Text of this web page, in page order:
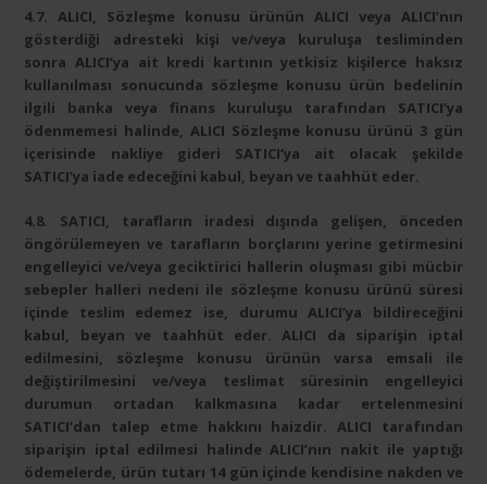
4.7. ALICI, Sözleşme konusu ürünün ALICI veya ALICI’nın
gösterdiği adresteki kişi ve/veya kuruluşa tesliminden
sonra ALICI’ya ait kredi kartının yetkisiz kişilerce haksız
kullanılması sonucunda sözleşme konusu ürün bedelinin
ilgili banka veya finans kuruluşu tarafından SATICI’ya
ödenmemesi halinde, ALICI Sözleşme konusu ürünü 3 gün
içerisinde nakliye gideri SATICI’ya ait olacak şekilde
SATICI’ya iade edeceğini kabul, beyan ve taahhüt eder.
4.8. SATICI, tarafların iradesi dışında gelişen, önceden
öngörülemeyen ve tarafların borçlarını yerine getirmesini
engelleyici ve/veya geciktirici hallerin oluşması gibi mücbir
sebepler halleri nedeni ile sözleşme konusu ürünü süresi
içinde teslim edemez ise, durumu ALICI’ya bildireceğini
kabul, beyan ve taahhüt eder. ALICI da siparişin iptal
edilmesini, sözleşme konusu ürünün varsa emsali ile
değiştirilmesini ve/veya teslimat süresinin engelleyici
durumun ortadan kalkmasına kadar ertelenmesini
SATICI’dan talep etme hakkını haizdir. ALICI tarafından
siparişin iptal edilmesi halinde ALICI’nın nakit ile yaptığı
ödemelerde, ürün tutarı 14 gün içinde kendisine nakden ve